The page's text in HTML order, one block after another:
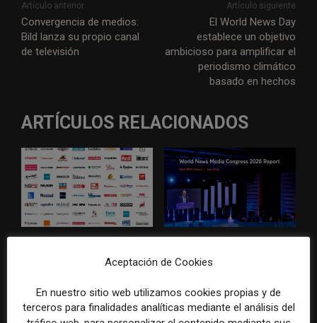
Artículo anterior
Convergencia de medios:
Bild lanza su propio canal
de televisión
Artículo siguiente
El World News Day
establece un objetivo
ambicioso para amplificar el
periodismo climático
basado en hechos
ARTÍCULOS RELACIONADOS
tecnológico de los medios ya
herramientas, sino su
desconexión
principales estrategias de los
de ingresos y los cambios de
consumo
Aceptación de Cookies
En nuestro sitio web utilizamos cookies propias y de
terceros para finalidades analíticas mediante el análisis del